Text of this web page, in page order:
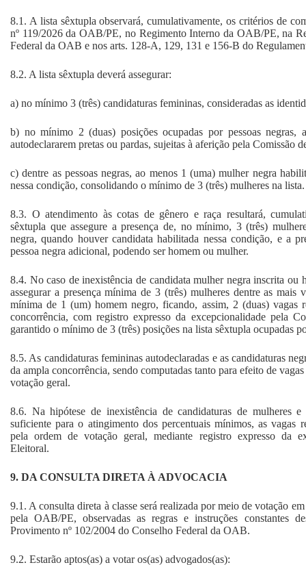
8.1. A lista sêxtupla observará, cumulativamente, os critérios de
nº 119/2026 da OAB/PE, no Regimento Interno da OAB/PE, na
Federal da OAB e nos arts. 128-A, 129, 131 e 156-B do
8.2. A lista sêxtupla deverá assegurar:
a) no mínimo 3 (três) candidaturas femininas, consideradas as
b) no mínimo 2 (duas) posições ocupadas por pessoas negras,
autodeclararem pretas ou pardas, sujeitas à aferição pela Comissão
c) dentre as pessoas negras, ao menos 1 (uma) mulher negra
nessa condição, consolidando o mínimo de 3 (três) mulheres na lista.
8.3. O atendimento às cotas de gênero e raça resultará,
sêxtupla que assegure a presença de, no mínimo, 3 (três)
negra, quando houver candidata habilitada nessa condição, e a
pessoa negra adicional, podendo ser homem ou mulher.
8.4. No caso de inexistência de candidata mulher negra inscrita ou
assegurar a presença mínima de 3 (três) mulheres dentre as mais
mínima de 1 (um) homem negro, ficando, assim, 2 (duas) vagas
concorrência, com registro expresso da excepcionalidade pela
garantido o mínimo de 3 (três) posições na lista sêxtupla ocupadas
8.5. As candidaturas femininas autodeclaradas e as candidaturas
da ampla concorrência, sendo computadas tanto para efeito de
votação geral.
8.6. Na hipótese de inexistência de candidaturas de mulheres e
suficiente para o atingimento dos percentuais mínimos, as vagas
pela ordem de votação geral, mediante registro expresso da
Eleitoral.
9. DA CONSULTA DIRETA À ADVOCACIA
9.1. A consulta direta à classe será realizada por meio de votação
pela OAB/PE, observadas as regras e instruções constantes
Provimento nº 102/2004 do Conselho Federal da OAB.
9.2. Estarão aptos(as) a votar os(as) advogados(as):